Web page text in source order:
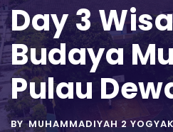
Day 3
Budaya
Pulau
BY MUHAMMADIYAH 2